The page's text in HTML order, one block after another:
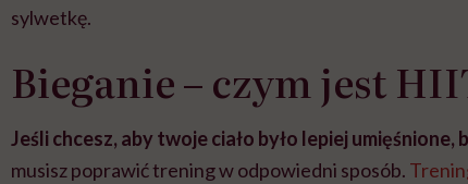
sylwetkę.
Bieganie – czym jest
Jeśli chcesz, aby twoje ciało było lepiej
musisz poprawić trening w odpowiedni sposób.